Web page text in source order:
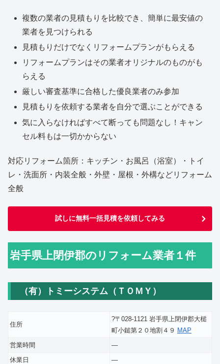
複数の業者の見積もりを比較でき、簡単に最安値の
業者を見つけられる
見積もりだけでなくリフォームプランがもらえる
リフォームプランはその業者オリジナルのものがも
らえる
厳しい審査基準に合格した優良業者のみ参加
見積もりを依頼する業者を自分で選ぶことができる
気に入らなければすべて断っても問題なし！キャン
セル料もは一切かからない
対応リフォーム箇所：キッチン・お風呂（浴室）・トイ
レ・洗面所・内装全般・外壁・屋根・外構などリフォーム
全般
試しに無料一括見積を依頼してみる
岩手県上閉伊郡のリフォーム業者１件
（有）トミーシステム（ＴＯＭＹ）
住所
?〒028-1121 岩手県上閉伊郡大槌
町小鎚第２０地割４９ MAP
営業時間
―
休業日
―